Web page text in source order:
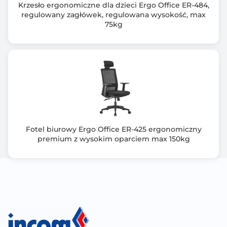
Krzesło ergonomiczne dla dzieci Ergo Office ER-484,
regulowany zagłówek, regulowana wysokość, max
75kg
Fotel biurowy Ergo Office ER-425 ergonomiczny
premium z wysokim oparciem max 150kg